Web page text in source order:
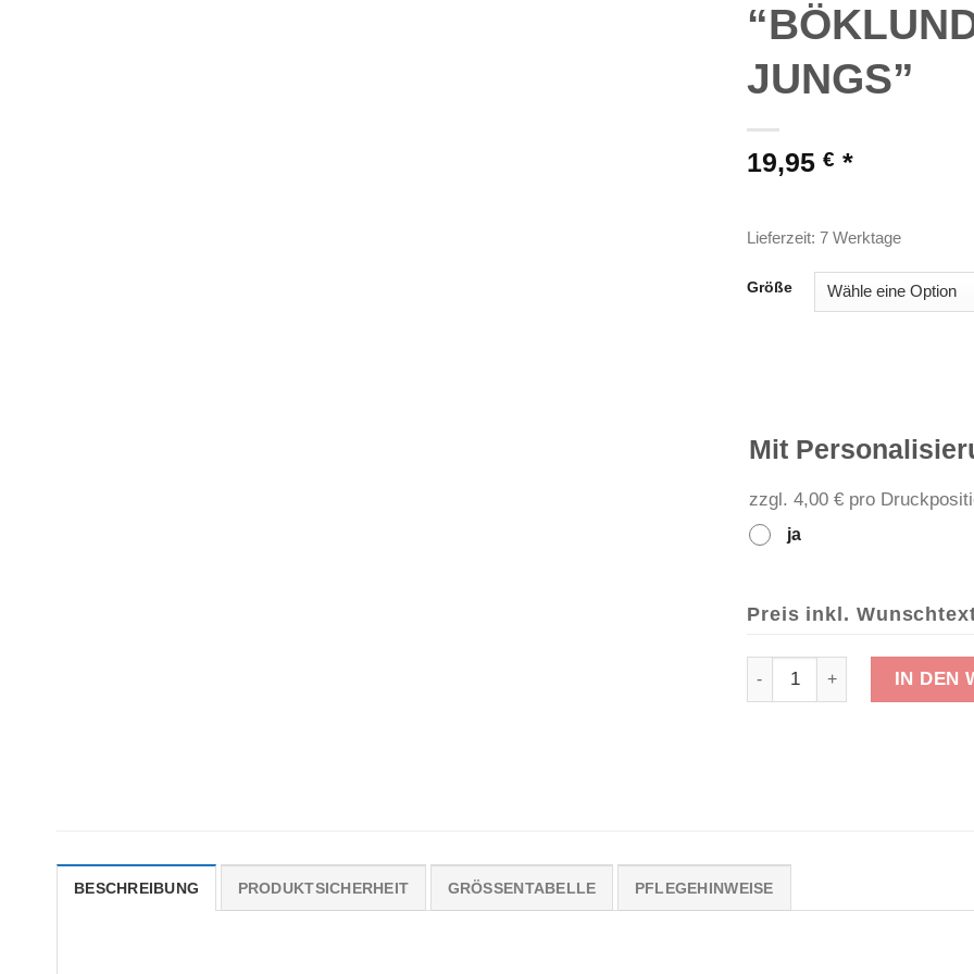
JUNGS”
19,95 €
Lieferzeit: 7 Werktage
Größe
Mit
zzgl. 4,00 € pro
ja
T-Shirt "Böklunder Jungs"
IN DEN
BESCHREIBUNG PRODUKTSICHERHEIT GRÖSSENTABELLE PFLEGEHINWEISE